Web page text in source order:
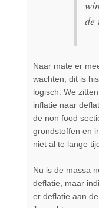
de
Naar mate er
wachten, dit is
logisch. We
inflatie naar
de non food
grondstoffen en
niet al te lange
Nu is de massa
deflatie, maar
er deflatie aan